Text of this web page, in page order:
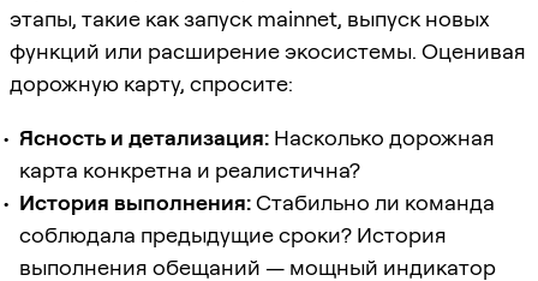
этапы, такие как запуск mainnet, выпуск новых
функций или расширение экосистемы. Оценивая
дорожную карту, спросите:
Ясность и детализация: Насколько дорожная
карта конкретна и реалистична?
История выполнения:Стабильно ли команда
соблюдала предыдущие сроки? История
выполнения обещаний — мощный индикатор